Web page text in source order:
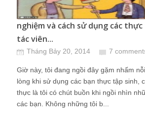
nghiệm và cách sử dụng các
tác viên...
Tháng Bảy 20, 2014 7
Giờ này, tôi đang ngồi đây gặm nhấm
lòng khi sử dụng các bạn thực tập sinh,
thực là tôi có chút buồn khi ngồi nhìn
các bạn. Không những tôi b...